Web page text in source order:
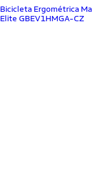
Bicicleta Ergométrica
Elite GBEV1HMGA-CZ